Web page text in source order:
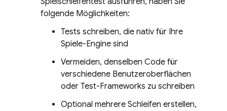
folgende Möglichkeiten:
Tests schreiben, die nativ für Ihre
Spiele-Engine sind
Vermeiden, denselben Code für
verschiedene Benutzeroberflächen
oder Test-Frameworks zu schreiben
Optional mehrere Schleifen erstellen,